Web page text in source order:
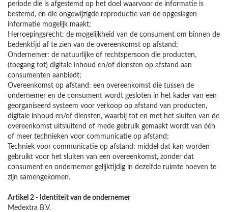
periode die is afgestemd op het doel waarvoor de informatie is
bestemd, en die ongewijzigde reproductie van de opgeslagen
informatie mogelijk maakt;
Herroepingsrecht: de mogelijkheid van de consument om binnen de
bedenktijd af te zien van de overeenkomst op afstand;
Ondernemer: de natuurlijke of rechtspersoon die producten,
(toegang tot) digitale inhoud en/of diensten op afstand aan
consumenten aanbiedt;
Overeenkomst op afstand: een overeenkomst die tussen de
ondernemer en de consument wordt gesloten in het kader van een
georganiseerd systeem voor verkoop op afstand van producten,
digitale inhoud en/of diensten, waarbij tot en met het sluiten van de
overeenkomst uitsluitend of mede gebruik gemaakt wordt van één
of meer technieken voor communicatie op afstand;
Techniek voor communicatie op afstand: middel dat kan worden
gebruikt voor het sluiten van een overeenkomst, zonder dat
consument en ondernemer gelijktijdig in dezelfde ruimte hoeven te
zijn samengekomen.
Artikel 2 - Identiteit van de ondernemer
Medextra B.V.